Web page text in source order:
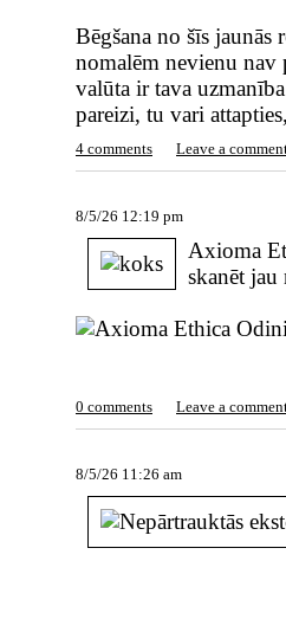
Bēgšana no šīs jaunās
nomalēm nevienu nav
valūta ir tava
pareizi, tu vari
4 comments Leave a
8/5/26 12:19 pm
Axioma
skanēt
0 comments Leave a
8/5/26 11:26 am